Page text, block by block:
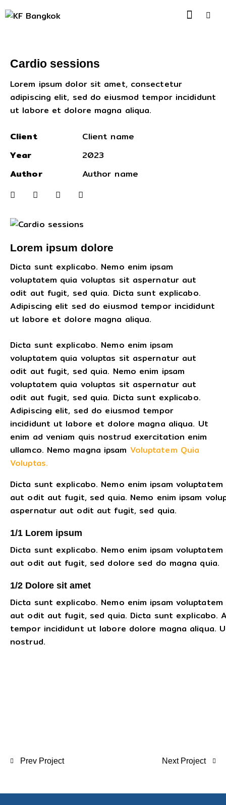
Cardio sessions
Lorem ipsum dolore
Dicta sunt explicabo. Nemo enim ipsam
voluptatem quia voluptas sit aspernatur aut
odit aut fugit, sed quia. Dicta sunt explicabo.
Adipiscing elit sed do eiusmod tempor incididunt
ut labore et dolore magna aliqua.
Dicta sunt explicabo. Nemo enim ipsam
voluptatem quia voluptas sit aspernatur aut
odit aut fugit, sed quia. Nemo enim ipsam
voluptatem quia voluptas sit aspernatur aut
odit aut fugit, sed quia. Dicta sunt explicabo.
Adipiscing elit, sed do eiusmod tempor
incididunt ut labore et dolore magna aliqua. Ut
enim ad veniam quis nostrud exercitation enim
ullamco. Nemo magna ipsam Voluptatem Quia
Voluptas.
Dicta sunt explicabo. Nemo enim ipsam
aut odit aut fugit, sed quia. Nemo enim ipsam
aspernatur aut odit aut fugit, sed quia.
1/1 Lorem ipsum
Dicta sunt explicabo. Nemo enim ipsam
aut odit aut fugit, sed dolore sed do magna quia.
1/2 Dolore sit amet
Dicta sunt explicabo. Nemo enim ipsam
aut odit aut fugit, sed quia. Dicta sunt explicabo.
tempor incididunt ut labore dolore magna aliqua.
nostrud.
Lorem ipsum dolor sit amet, consectetur
adipiscing elit, sed do eiusmod tempor incididunt
ut labore et dolore magna aliqua.
Client
Client name
Year
2023
Author
Author name
Prev Project Next Project